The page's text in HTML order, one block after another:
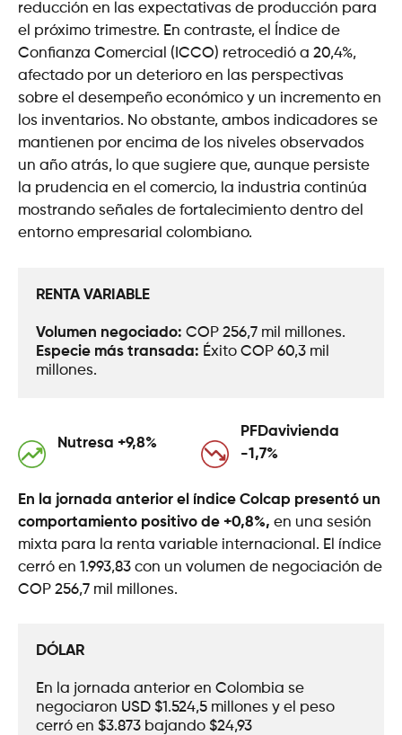
reducción en las expectativas de producción para
el próximo trimestre. En contraste, el Índice de
Confianza Comercial (ICCO) retrocedió a 20,4%,
afectado por un deterioro en las perspectivas
sobre el desempeño económico y un incremento en
los inventarios. No obstante, ambos indicadores se
mantienen por encima de los niveles observados
un año atrás, lo que sugiere que, aunque persiste
la prudencia en el comercio, la industria continúa
mostrando señales de fortalecimiento dentro del
entorno empresarial colombiano.
RENTA VARIABLE
Volumen negociado: COP 256,7 mil millones.
Especie más transada: Éxito COP 60,3 mil
millones.
Nutresa +9,8%
PFDavivienda
-1,7%
En la jornada anterior el índice Colcap presentó un
comportamiento positivo de +0,8%, en una sesión
mixta para la renta variable internacional. El índice
cerró en 1.993,83 con un volumen de negociación de
COP 256,7 mil millones.
DÓLAR
En la jornada anterior en Colombia se
negociaron USD $1.524,5 millones y el peso
cerró en $3.873 bajando $24,93